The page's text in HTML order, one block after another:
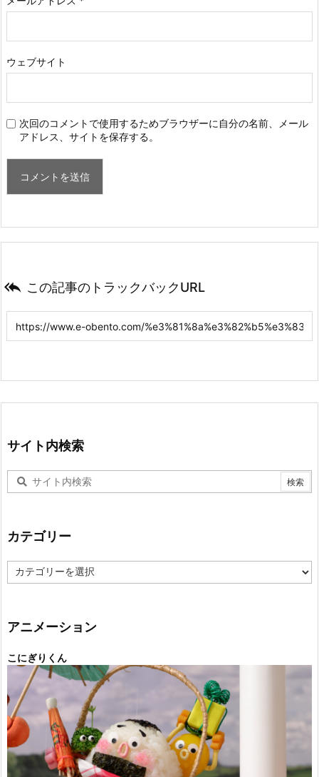
ウェブサイト
次回のコメントで使用するためブラウザーに自分の名前、メール
アドレス、サイトを保存する。
 この記事のトラックバックURL
サイト内検索
カテゴリー
テ
ー
アニメーション
こにぎりくん